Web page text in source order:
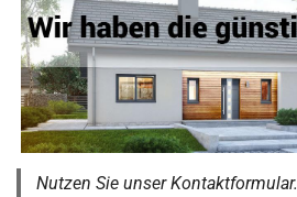
Nutzen Sie unser Kontaktformular.